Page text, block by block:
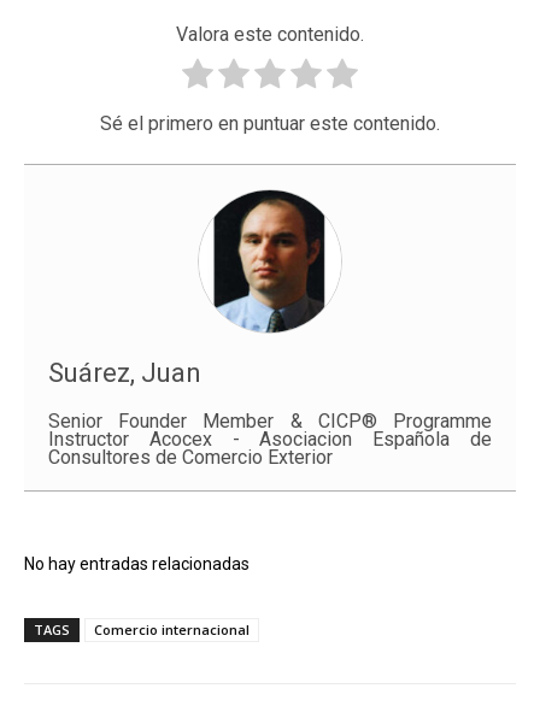
Valora este contenido.
Sé el primero en puntuar este contenido.
Suárez, Juan
Senior Founder Member & CICP® Programme
Instructor Acocex - Asociacion Española de
Consultores de Comercio Exterior
No hay entradas relacionadas
TAGS Comercio internacional